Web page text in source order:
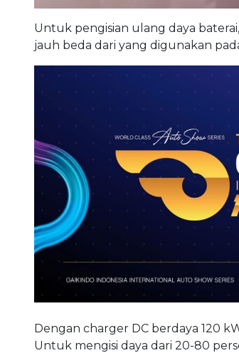
Untuk pengisian ulang daya
jauh beda dari yang digunakan
Dengan charger DC berdaya 120
Untuk mengisi daya dari 20-80